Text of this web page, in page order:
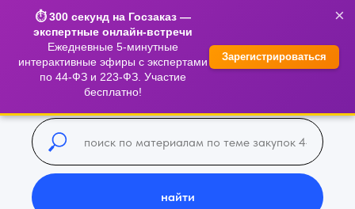
×
⏱️ 300 секунд на Госзаказ —
экспертные онлайн-встречи
Ежедневные 5-минутные
интерактивные эфиры с экспертами
по 44-ФЗ и 223-ФЗ. Участие
бесплатно!
Зарегистрироваться
найти